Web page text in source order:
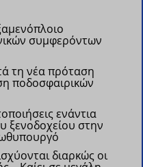
συμφερόντων
τη νέα πρόταση
ποδοσφαιρικών
ενάντια
ξενοδοχείου στην
διαρκώς οι